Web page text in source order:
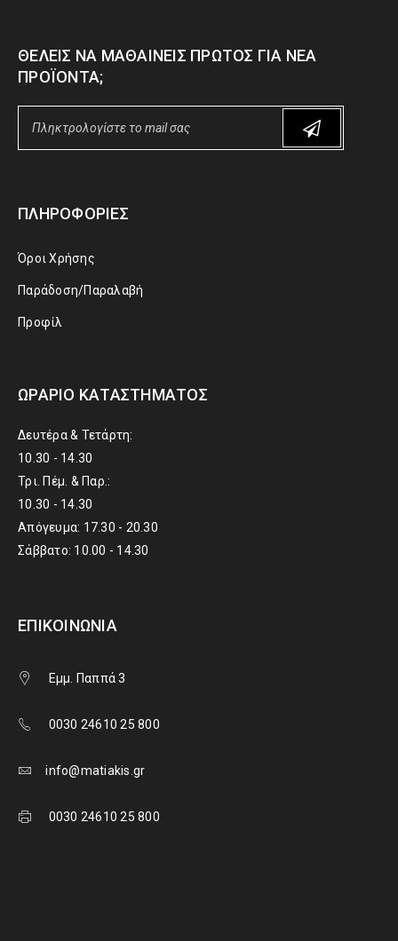
ΘΈΛΕΙΣ ΝΑ ΜΑΘΑΊΝΕΙΣ ΠΡΏΤΟΣ ΓΙΑ ΝΈΑ
ΠΡΟΪΌΝΤΑ;
ΠΛΗΡΟΦΟΡΊΕΣ
Όροι Χρήσης
Παράδοση/Παραλαβή
Προφίλ
ΩΡΆΡΙΟ ΚΑΤΑΣΤΉΜΑΤΟΣ
Δευτέρα & Τετάρτη:
10.30 - 14.30
Τρι. Πέμ. & Παρ.:
10.30 - 14.30
Απόγευμα: 17.30 - 20.30
Σάββατο: 10.00 - 14.30
ΕΠΙΚΟΙΝΩΝΊΑ
Εμμ. Παππά 3
0030 24610 25 800
info@matiakis.gr
0030 24610 25 800